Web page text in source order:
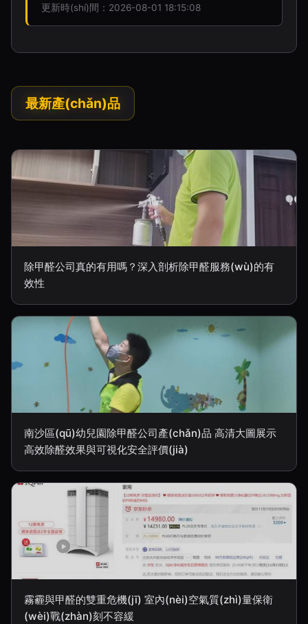
更新時(shí)間：2026-08-01 18:15:08
最新產(chǎn)品
除甲醛公司真的有用嗎？深入剖析除甲醛服務(wù)的有
效性
南沙區(qū)幼兒園除甲醛公司產(chǎn)品 高清大圖展示
高效除醛效果與可視化安全評價(jià)
霧霾與甲醛的雙重危機(jī) 室內(nèi)空氣質(zhì)量保衛
(wèi)戰(zhàn)刻不容緩